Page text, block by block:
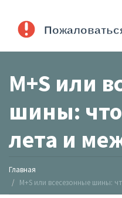
M+S или
шины:
лета и
Главная
M+S или всесезонные шины: